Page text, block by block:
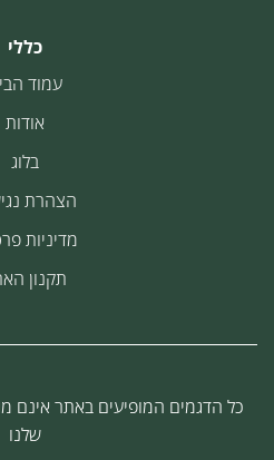
כללי
עמוד
אודות
בלוג
הצהרת
מדיניות
תקנון
כל הדגמים המופיעים באתר אינם
שלנו